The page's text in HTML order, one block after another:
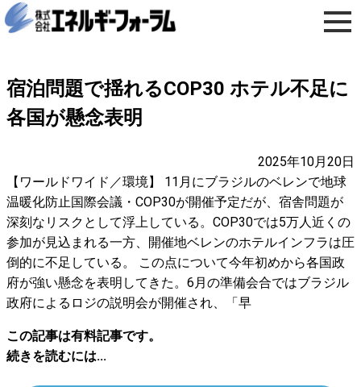
宿泊問題で揺れるCOP30 ホテル不足に
各国が懸念表明
2025年10月20日
【ワールドワイド／環境】 11月にブラジルのベレンで地球
温暖化防止国際会議・COP30が開催予定だが、宿舎問題が
深刻なリスクとして浮上している。COP30では5万人近くの
参加が見込まれる一方、開催地ベレンのホテルインフラは圧
倒的に不足している。 この点について今年初めから各国政
府が強い懸念を表明してきた。6月の準備会合ではブラジル
政府によるロジの説明会が開催され、「早
この記事は有料記事です。
続きを読むには...